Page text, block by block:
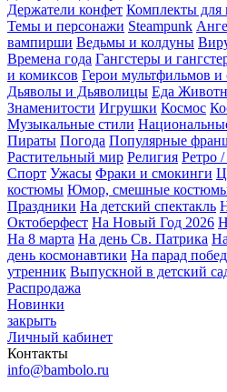
Держатели конфет Комплекты для
Темы и персонажи Steampunk
вампирши Ведьмы и колдуны
Времена года Гангстеры и
и комиксов Герои мультфильмов и
Дьяволы и Дьяволицы Еда
Знаменитости Игрушки Космос
Музыкальные стили
Пираты Погода Популярные
Растительный мир Религия Ретро
Спорт Ужасы Фраки и смокинги
костюмы Юмор, смешные
Праздники На детский спектакль
Октоберфест На Новый Год 2026
На 8 марта На день Св. Патрика
день космонавтики На парад
утренник Выпускной в детский
Распродажа
Новинки
закрыть
Личный кабинет
Контакты
info@bambolo.ru